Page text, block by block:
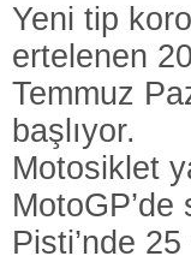
Yeni tip
ertelenen
Temmuz
başlıyor.
Motosiklet
Pisti’nde